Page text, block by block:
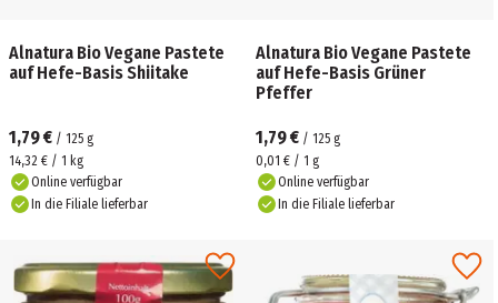
Alnatura Bio Vegane Pastete
auf Hefe-Basis Shiitake
1,79 € / 125 g
14,32 € / 1 kg
Online verfügbar
In die Filiale lieferbar
Alnatura Bio Vegane Pastete
auf Hefe-Basis Grüner
Pfeffer
1,79 € / 125 g
0,01 € / 1 g
Online verfügbar
In die Filiale lieferbar